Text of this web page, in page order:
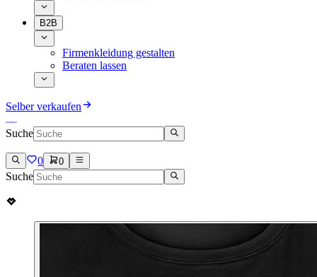
B2B
Firmenkleidung gestalten
Beraten lassen
Selber verkaufen
Suche
0 0
Suche